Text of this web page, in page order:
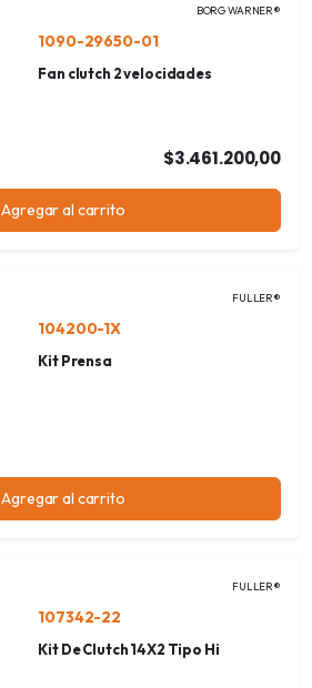
BORG WARNER®
1090-29650-01
Fan clutch 2 velocidades
$3.461.200,00
Agregar al carrito
FULLER®
104200-1X
Kit Prensa
Agregar al carrito
FULLER®
107342-22
Kit De Clutch 14X2 Tipo Hi